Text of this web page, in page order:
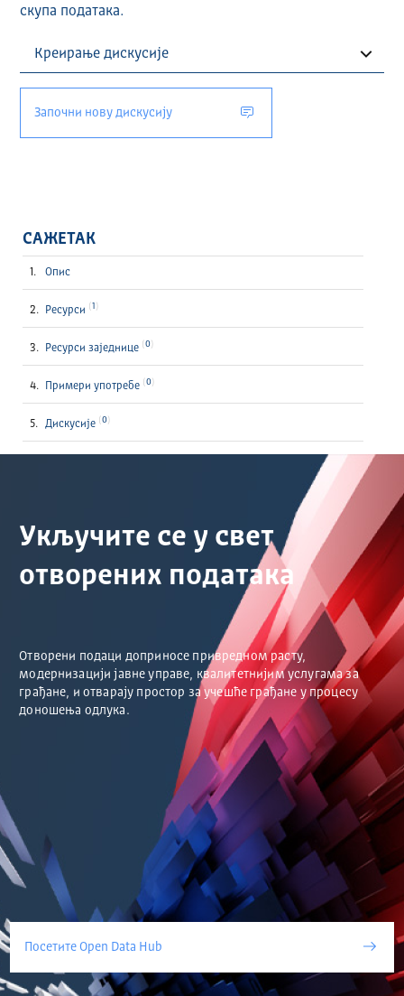
скупа података.
Започни нову дискусију
САЖЕТАК
Опис
Ресурси 1
Ресурси заједнице 0
Примери употребе 0
Дискусије 0
Укључите се у свет
отворених података
Отворени подаци доприносе привредном расту,
модернизацији јавне управе, квалитетнијим услугама за
грађане, и отварају простор за учешће грађане у процесу
доношења одлука.
Посетите Open Data Hub